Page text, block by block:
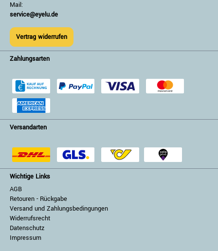
Mail:
service@eyelu.de
Vertrag widerrufen
Zahlungsarten
Versandarten
Wichtige Links
AGB
Retouren - Rückgabe
Versand und Zahlungsbedingungen
Widerrufsrecht
Datenschutz
Impressum